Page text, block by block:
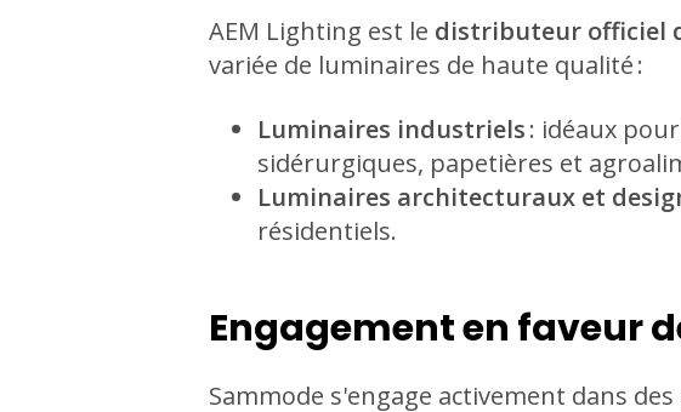
AEM Lighting est le distributeur officiel
variée de luminaires de haute qualité :
Luminaires industriels: idéaux
sidérurgiques, papetières et
Luminaires architecturaux et
résidentiels.
Engagement en faveur
Sammode s'engage activement dans